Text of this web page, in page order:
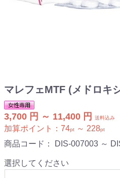
マレフェMTF (メドロキ
3,700 円 ～ 11,400 円 送料込み
加算ポイント： 74pt ～ 228pt
商品コード： DIS-007003 ～
選択してください